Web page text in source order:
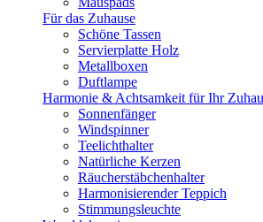
Für das Zuhause
Schöne Tassen
Servierplatte Holz
Metallboxen
Duftlampe
Harmonie & Achtsamkeit für Ihr
Sonnenfänger
Windspinner
Teelichthalter
Natürliche Kerzen
Räucherstäbchenhalter
Harmonisierender Teppich
Stimmungsleuchte